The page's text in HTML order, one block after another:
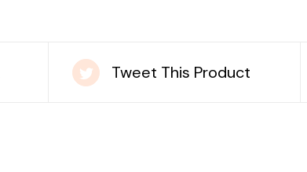
Tweet This Product